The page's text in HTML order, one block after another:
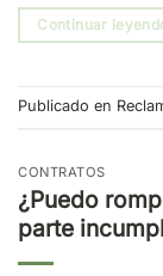
Continuar
Publicado en
CONTRATOS
¿Puedo
parte